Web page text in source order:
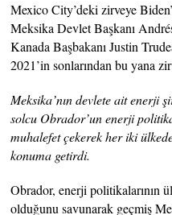
Mexico City’deki zirveye
Meksika Devlet Başkanı
Kanada Başbakanı Justin
2021’in sonlarından bu yana
Meksika’nın devlete ait enerji
solcu Obrador’un enerji
muhalefet çekerek her iki
konuma getirdi.
Obrador, enerji politikalarının
olduğunu savunarak geçmiş